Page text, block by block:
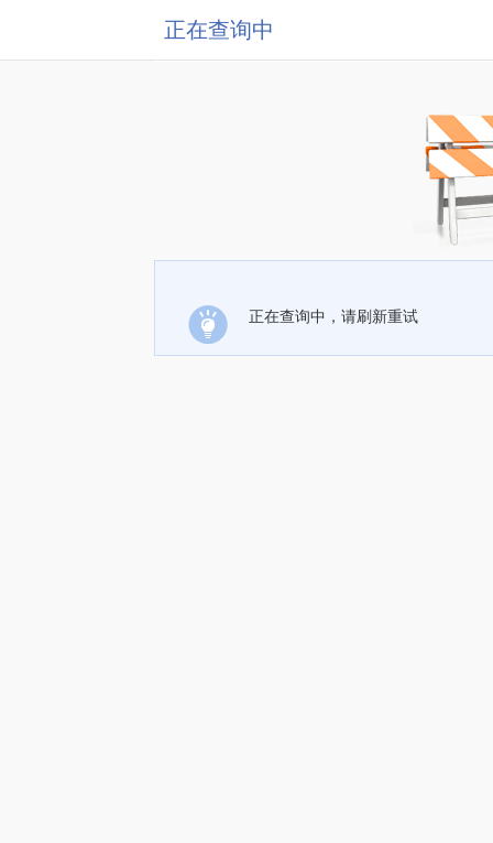
正在查询中
正在查询中，请刷新重试